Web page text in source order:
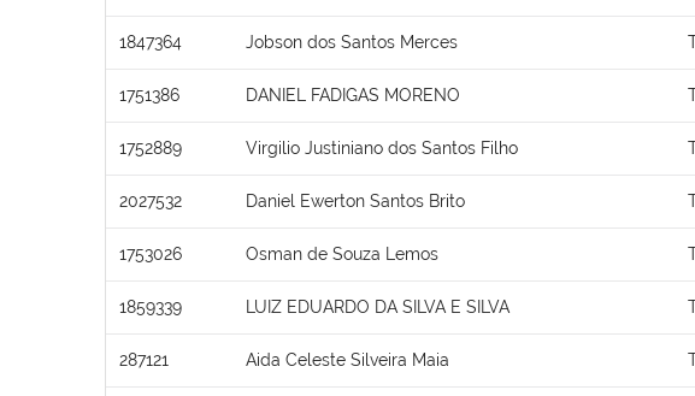
1847364 Jobson dos Santos Merces
1751386 DANIEL FADIGAS MORENO
1752889 Virgilio Justiniano dos Santos Filho
2027532 Daniel Ewerton Santos Brito
1753026 Osman de Souza Lemos
1859339 LUIZ EDUARDO DA SILVA E SILVA
287121 Aida Celeste Silveira Maia